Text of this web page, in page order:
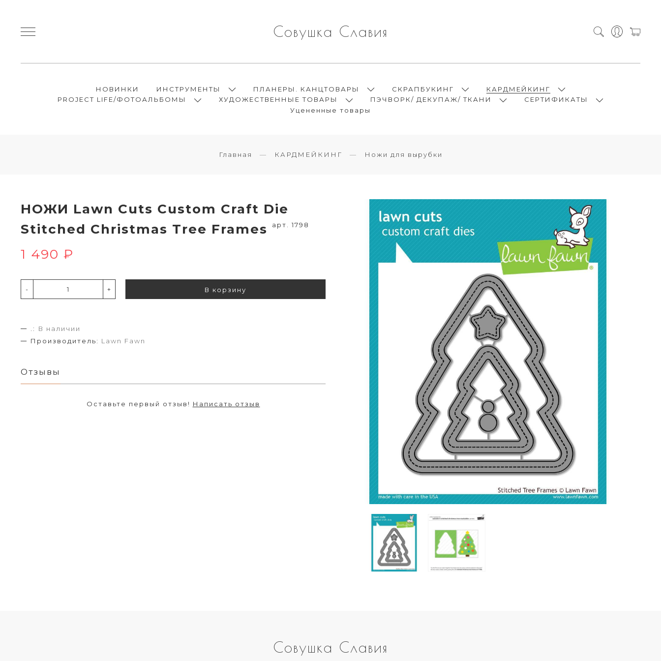
Совушка Славия
НОВИНКИ ИНСТРУМЕНТЫ ПЛАНЕРЫ. КАНЦТОВАРЫ СКРАПБУКИНГ
КАРДМЕЙКИНГ
PROJECT LIFE/ФОТОАЛЬБОМЫ
ХУДОЖЕСТВЕННЫЕ ТОВАРЫ ПЭЧВОРК/ ДЕКУПАЖ/ ТКАНИ
СЕРТИФИКАТЫ
Уцененные товары
Главная КАРДМЕЙКИНГ Ножи для вырубки
НОЖИ Lawn Cuts Custom Craft Die
Stitched Christmas Tree Frames
арт. 1798
1 490 ₽
- + В корзину
.:
В наличии
Производитель: Lawn Fawn
Отзывы
Оставьте первый отзыв! Написать отзыв
Совушка Славия